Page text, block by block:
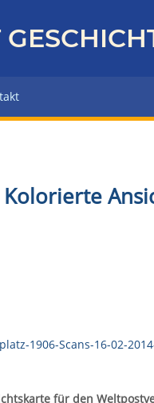
Kolorierte
für den